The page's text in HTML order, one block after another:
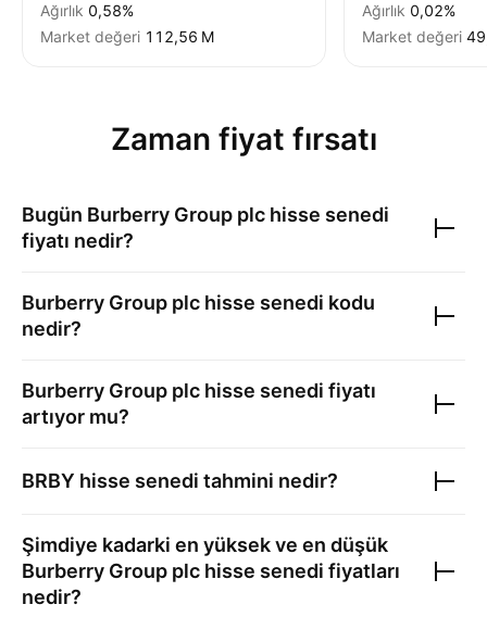
Ağırlık 0,58%
Market değeri ‪112,56 M‬
Ağırlık 0,02%
Market değeri
Zaman fiyat fırsatı
Bugün Burberry Group plc hisse senedi
fiyatı nedir?
Burberry Group plc hisse senedi kodu
nedir?
Burberry Group plc hisse senedi fiyatı
artıyor mu?
BRBY hisse senedi tahmini nedir?
Şimdiye kadarki en yüksek ve en düşük
Burberry Group plc hisse senedi fiyatları
nedir?